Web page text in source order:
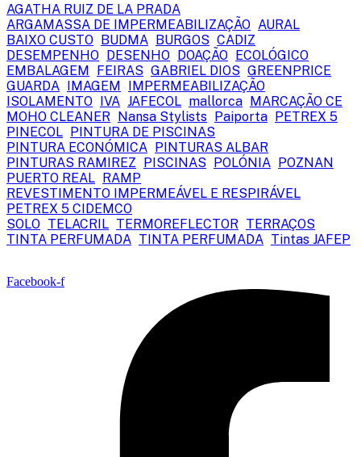
AGATHA RUIZ DE LA PRADA
ARGAMASSA DE IMPERMEABILIZAÇÃO AURAL
BAIXO CUSTO BUDMA BURGOS CADIZ
DESEMPENHO DESENHO DOAÇÃO ECOLÓGICO
EMBALAGEM FEIRAS GABRIEL DIOS GREENPRICE
GUARDA IMAGEM IMPERMEABILIZAÇÃO
ISOLAMENTO IVA JAFECOL mallorca MARCAÇÃO CE
MOHO CLEANER Nansa Stylists Paiporta PETREX 5
PINECOL PINTURA DE PISCINAS
PINTURA ECONÓMICA PINTURAS ALBAR
PINTURAS RAMIREZ PISCINAS POLÓNIA POZNAN
PUERTO REAL RAMP
REVESTIMENTO IMPERMEÁVEL E RESPIRÁVEL
PETREX 5 CIDEMCO
SOLO TELACRIL TERMOREFLECTOR TERRAÇOS
TINTA PERFUMADA TINTA PERFUMADA Tintas JAFEP
Facebook-f